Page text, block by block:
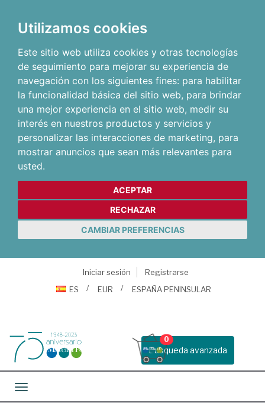
Utilizamos cookies
Este sitio web utiliza cookies y otras tecnologías
de seguimiento para mejorar su experiencia de
navegación con los siguientes fines: para habilitar
la funcionalidad básica del sitio web, para brindar
una mejor experiencia en el sitio web, medir su
interés en nuestros productos y servicios y
personalizar las interacciones de marketing, para
mostrar anuncios que sean más relevantes para
usted.
ACEPTAR
RECHAZAR
CAMBIAR PREFERENCIAS
Iniciar sesión
Registrarse
ES
EUR ESPAÑA PENINSULAR
Busqueda avanzada
0
Toggle navigation